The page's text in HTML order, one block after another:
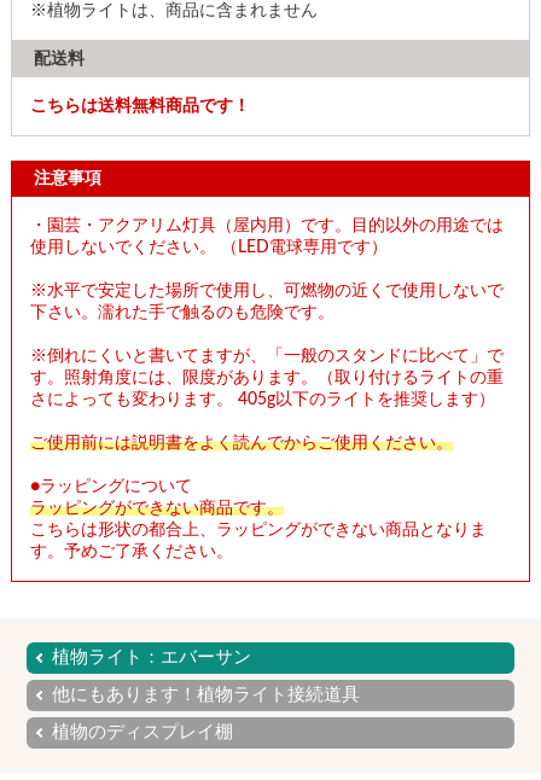
※植物ライトは、商品に含まれません
配送料
こちらは送料無料商品です！
注意事項
・園芸・アクアリム灯具（屋内用）です。目的以外の用途では
使用しないでください。 （LED電球専用です）
※水平で安定した場所で使用し、可燃物の近くで使用しないで
下さい。濡れた手で触るのも危険です。
※倒れにくいと書いてますが、「一般のスタンドに比べて」で
す。照射角度には、限度があります。（取り付けるライトの重
さによっても変わります。 405g以下のライトを推奨します）
ご使用前には説明書をよく読んでからご使用ください。
●ラッピングについて
ラッピングができない商品です。
こちらは形状の都合上、ラッピングができない商品となりま
す。予めご了承ください。
植物ライト：エバーサン
他にもあります！植物ライト接続道具
植物のディスプレイ棚